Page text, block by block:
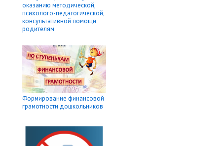
оказанию методической,
психолого-педагогической,
консультативной помощи
родителям
Формирование финансовой
грамотности дошкольников